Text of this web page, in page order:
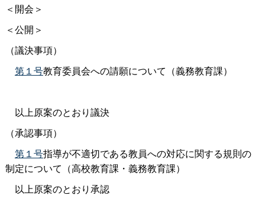
＜開会＞
＜公開＞
（議決事項）
第１号教育委員会への請願について（義務教育課）
以上原案のとおり議決
（承認事項）
第１号指導が不適切である教員への対応に関する規則の
制定について（高校教育課・義務教育課）
以上原案のとおり承認